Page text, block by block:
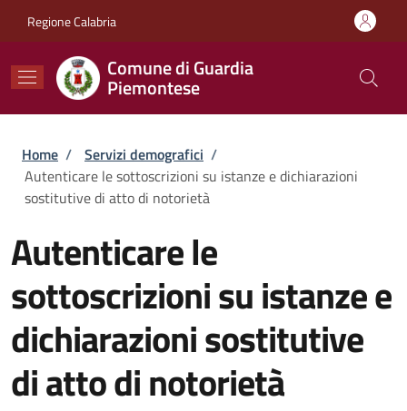
Regione Calabria
Comune di Guardia
Piemontese
Briciole di pane
Home / Servizi demografici /
Autenticare le sottoscrizioni su istanze e dichiarazioni
sostitutive di atto di notorietà
Autenticare le
sottoscrizioni su istanze e
dichiarazioni sostitutive
di atto di notorietà